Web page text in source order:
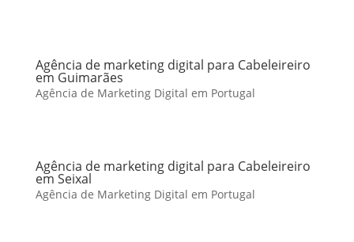
Agência de marketing digital para Cabeleireiro
em Guimarães
Agência de Marketing Digital em Portugal
Agência de marketing digital para Cabeleireiro
em Seixal
Agência de Marketing Digital em Portugal